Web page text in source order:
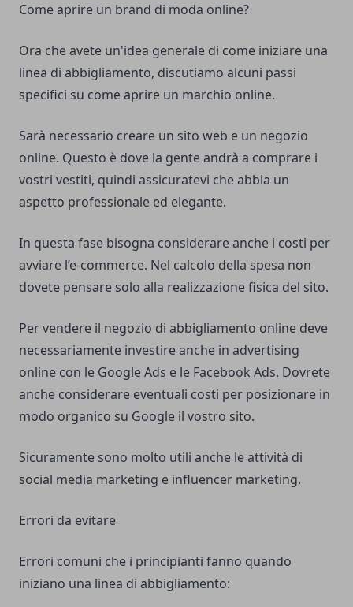
Come aprire un brand di moda online?
Ora che avete un'idea generale di come iniziare una
linea di abbigliamento, discutiamo alcuni passi
specifici su come aprire un marchio online.
Sarà necessario creare un sito web e un negozio
online. Questo è dove la gente andrà a comprare i
vostri vestiti, quindi assicuratevi che abbia un
aspetto professionale ed elegante.
In questa fase bisogna considerare anche i costi per
avviare l’e-commerce. Nel calcolo della spesa non
dovete pensare solo alla realizzazione fisica del sito.
Per vendere il negozio di abbigliamento online deve
necessariamente investire anche in advertising
online con le Google Ads e le Facebook Ads. Dovrete
anche considerare eventuali costi per posizionare in
modo organico su Google il vostro sito.
Sicuramente sono molto utili anche le attività di
social media marketing e influencer marketing.
Errori da evitare
Errori comuni che i principianti fanno quando
iniziano una linea di abbigliamento: